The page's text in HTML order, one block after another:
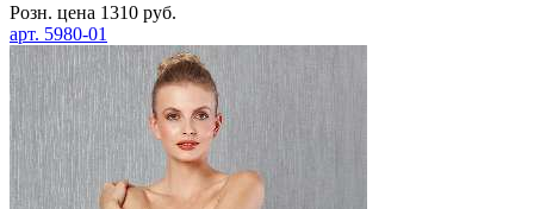
Розн. цена 1310 руб.
арт. 5980-01